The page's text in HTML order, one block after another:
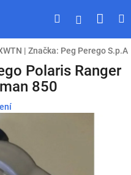
HledatPřihlášení
| Značka: Peg Perego S.p.A
Polaris Ranger
850